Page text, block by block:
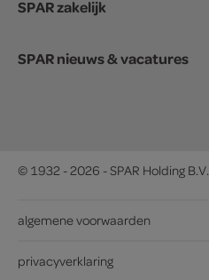
SPAR zakelijk
SPAR nieuws & vacatures
© 1932 - 2026 - SPAR Holding B.V.
algemene voorwaarden
privacyverklaring